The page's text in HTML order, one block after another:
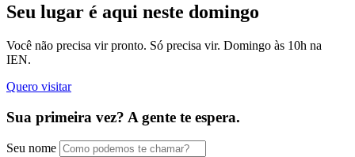
Seu lugar é aqui neste domingo
Você não precisa vir pronto. Só precisa vir. Domingo às 10h na
IEN.
Quero visitar
Sua primeira vez? A gente te espera.
Seu nome